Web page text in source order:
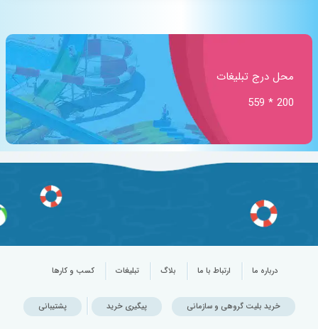
محل درج تبلیغات
200 * 559
درباره ما ارتباط با ما بلاگ تبلیغات کسب و کارها
خرید بلیت گروهی و سازمانی پیگیری خرید پشتیبانی